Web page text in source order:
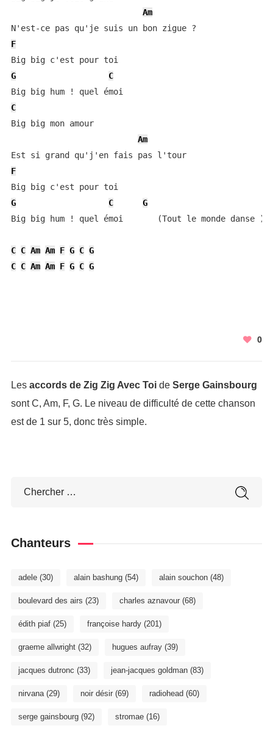
Am
F
G
C
C
Big big mon amour
Am
Est si grand qu'j'en fais pas l'tour
F
G
C
G
Big big hum ! quel émoi       (Tout le monde danse )
C C Am Am F G C G
C C Am Am F G C G
0
Les accords de Zig Zig Avec Toide Serge Gainsbourg
sont C, Am, F, G. Le niveau de difficulté de cette chanson
est de 1 sur 5, donc très simple.
Chanteurs
adele(30) alain bashung(54) alain souchon(48)
boulevard des airs (23) charles aznavour(68)
édith piaf(25) françoise hardy(201)
graeme allwright(32) hugues aufray(39)
jacques dutronc (33) jean-jacques goldman(83)
nirvana(29) noir désir(69) radiohead (60)
serge gainsbourg(92) stromae(16)